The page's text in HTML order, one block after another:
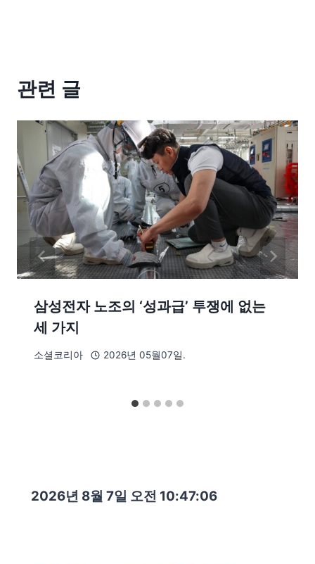
관련 글
삼성전자 노조의 ‘성과급’ 투쟁에 없는
세 가지
소셜코리아 2026년 05월07일.
2026년 8월 7일 오전 10:47:07